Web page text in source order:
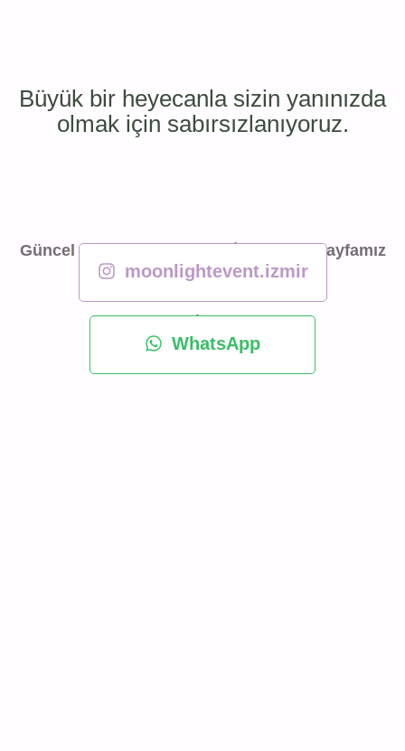
Büyük bir heyecanla sizin yanınızda
olmak için sabırsızlanıyoruz.
Güncel Konseptlerimiz için İnstagram Sayfamız
moonlightevent.izmir
WhatsApp